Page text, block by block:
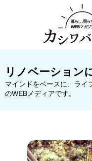
リノベーション
マインドをベースに、ライ
のWEBメディアです。